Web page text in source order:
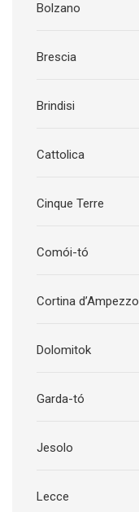
Bolzano
Brescia
Brindisi
Cattolica
Cinque Terre
Comói-tó
Cortina d’Ampezzo
Dolomitok
Garda-tó
Jesolo
Lecce